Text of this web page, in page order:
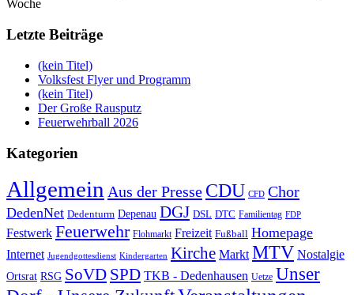
Woche
Letzte Beiträge
(kein Titel)
Volksfest Flyer und Programm
(kein Titel)
Der Große Rausputz
Feuerwehrball 2026
Kategorien
Allgemein Aus der Presse CDU CFD Chor
DedenNet Dedenturm Depenau DGJ DSL DTC Familientag FDP
Festwerk Feuerwehr Flohmarkt Freizeit Fußball Homepage
Internet Jugendgottesdienst Kindergarten Kirche Markt MTV Nostalgie
Ortsrat RSG SoVD SPD TKB - Dedenhausen Uetze Unser